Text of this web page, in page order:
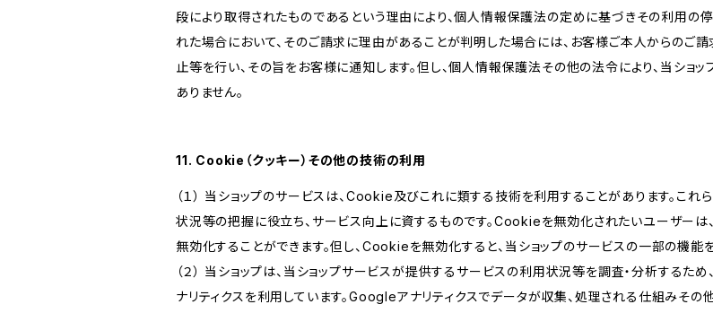
段により取得されたものであるという理由により、個人情報保護法の定めに基づきその利用の停
れた場合において、そのご請求に理由があることが判明した場合には、お客様ご本人からのご
止等を行い、その旨をお客様に通知します。但し、個人情報保護法その他の法令により、当シ
ありません。
11. Cookie（クッキー）その他の技術の利用
（１） 当ショップのサービスは、Cookie及びこれに類する技術を利用することがあります。これ
状況等の把握に役立ち、サービス向上に資するものです。Cookieを無効化されたいユーザー
無効化することができます。但し、Cookieを無効化すると、当ショップのサービスの一部の機能
（２） 当ショップは、当ショップサービスが提供するサービスの利用状況等を調査・分析す
ナリティクスを利用しています。Googleアナリティクスでデータが収集、処理される仕組みそ